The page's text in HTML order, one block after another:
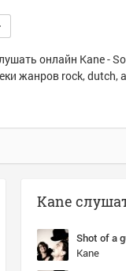
онлайн Kane -
жанров rock, dutch,
Kane
Shot of a
Kane